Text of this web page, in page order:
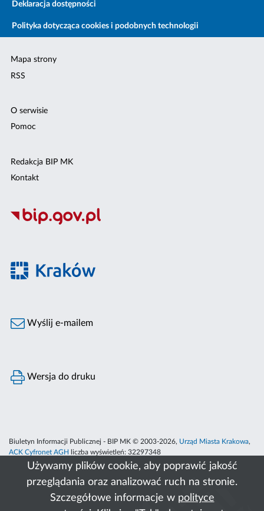
Używamy plików cookie, aby poprawić jakość
przeglądania oraz analizować ruch na stronie.
Szczegółowe informacje w polityce
Deklaracja dostępności
Polityka dotycząca cookies i podobnych technologii
Mapa strony
RSS
O serwisie
Pomoc
Redakcja BIP MK
Kontakt
Wyślij e-mailem
Wersja do druku
Biuletyn Informacji Publicznej - BIP MK © 2003-2026, Urząd Miasta Krakowa,
ACK Cyfronet AGH
liczba wyświetleń: 32297348